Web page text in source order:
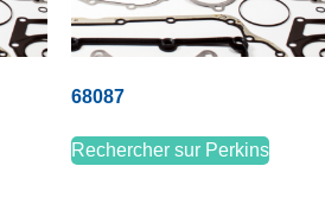
68087
Rechercher sur Perkins